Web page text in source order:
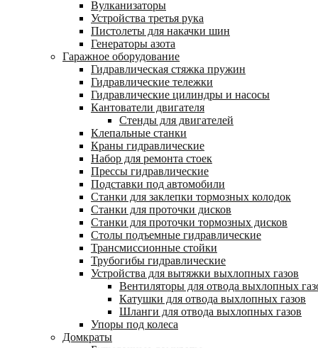
Вулканизаторы
Устройства третья рука
Пистолеты для накачки шин
Генераторы азота
Гаражное оборудование
Гидравлическая стяжка пружин
Гидравлические тележки
Гидравлические цилиндры и насосы
Кантователи двигателя
Стенды для двигателей
Клепальные станки
Краны гидравлические
Набор для ремонта стоек
Прессы гидравлические
Подставки под автомобили
Станки для заклепки тормозных колодок
Станки для проточки дисков
Станки для проточки тормозных дисков
Столы подъемные гидравлические
Трансмиссионные стойки
Трубогибы гидравлические
Устройства для вытяжки выхлопных газов
Вентиляторы для отвода выхлопных
Катушки для отвода выхлопных газов
Шланги для отвода выхлопных газов
Упоры под колеса
Домкраты